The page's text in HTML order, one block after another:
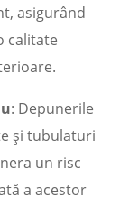
asigurând
calitate
: Depunerile
și tubulaturi
un risc
a acestor